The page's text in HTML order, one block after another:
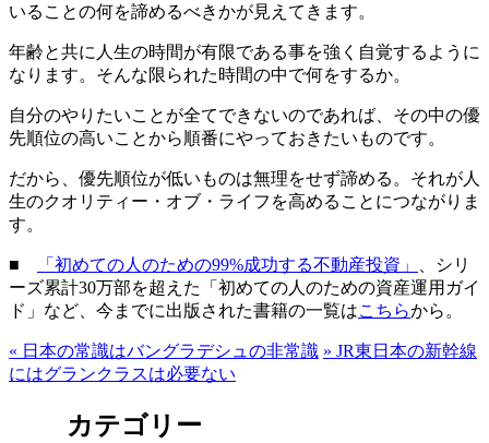
いることの何を諦めるべきかが見えてきます。
年齢と共に人生の時間が有限である事を強く自覚するように
なります。そんな限られた時間の中で何をするか。
自分のやりたいことが全てできないのであれば、その中の優
先順位の高いことから順番にやっておきたいものです。
だから、優先順位が低いものは無理をせず諦める。それが人
生のクオリティー・オブ・ライフを高めることにつながりま
す。
■ 「初めての人のための99%成功する不動産投資」
、シリ
ーズ累計30万部を超えた「初めての人のための資産運用ガイ
ド」など、今までに出版された書籍の一覧はこちらから。
« 日本の常識はバングラデシュの非常識 » JR東日本の新幹線
にはグランクラスは必要ない
カテゴリー